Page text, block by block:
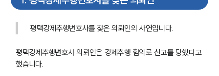
평택강제추행변호사를 찾은 의뢰인의 사연입니다.
평택강제추행변호사 의뢰인은 강제추행 혐의로 신고를 당했다고
했습니다.